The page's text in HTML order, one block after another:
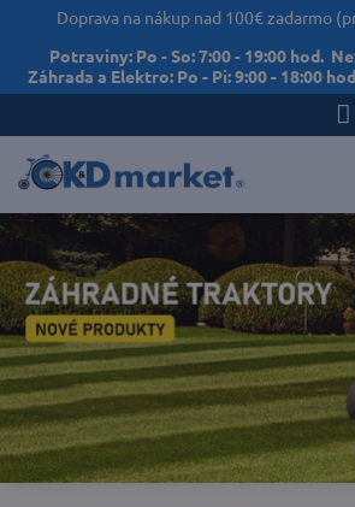
Doprava na nákup nad 100€ zadarmo
Potraviny: Po - So: 7:00 - 19:00 hod.
Záhrada a Elektro: Po - Pi: 9:00 - 18:00